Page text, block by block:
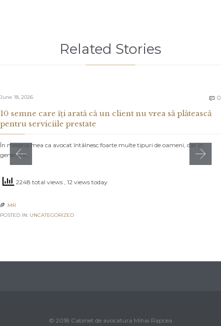
Related Stories
June 18, 2026  0
10 semne care îți arată că un client nu vrea să plătească
pentru serviciile prestate
În meseria mea ca avocat întâlnesc foarte multe tipuri de oameni, dar în
general îi…
2248 total views , 12 views today
 MR
POSTED IN: UNCATEGORIZED
© 2018 Cabinet de avocatura Mihai Rapcea